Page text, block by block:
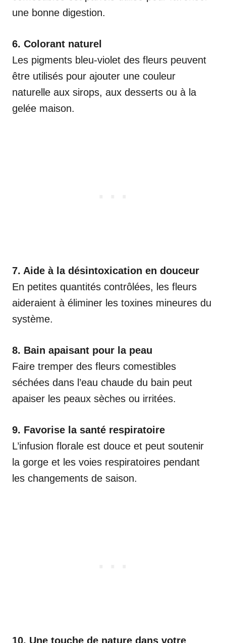
une bonne digestion.
6. Colorant naturel
Les pigments bleu-violet des fleurs peuvent
être utilisés pour ajouter une couleur
naturelle aux sirops, aux desserts ou à la
gelée maison.
7. Aide à la désintoxication en douceur
En petites quantités contrôlées, les fleurs
aideraient à éliminer les toxines mineures du
système.
8. Bain apaisant pour la peau
Faire tremper des fleurs comestibles
séchées dans l’eau chaude du bain peut
apaiser les peaux sèches ou irritées.
9. Favorise la santé respiratoire
L’infusion florale est douce et peut soutenir
la gorge et les voies respiratoires pendant
les changements de saison.
10. Une touche de nature dans votre